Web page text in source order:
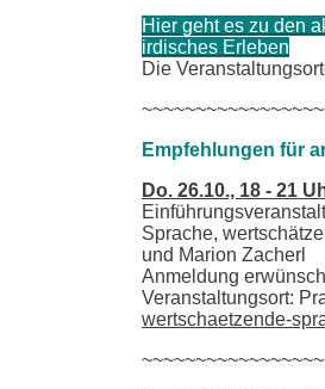
Hier geht es zu den
irdisches Erleben
Die
Empfehlungen für
Do. 26.10., 18 - 21
Sprache,
und Marion Zacherl
Anmeldung
Veranstaltungsort:
wertschaetzende-